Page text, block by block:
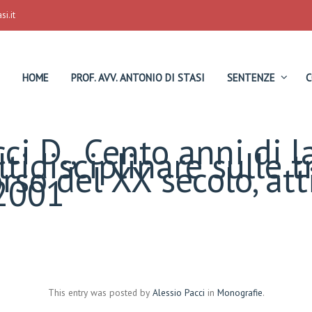
HOME PROF. AVV. ANTONIO DI STASI SENTENZE
D., Cento anni di
sulle
del XX secolo,
This entry was posted by Alessio Pacci in Monografie.